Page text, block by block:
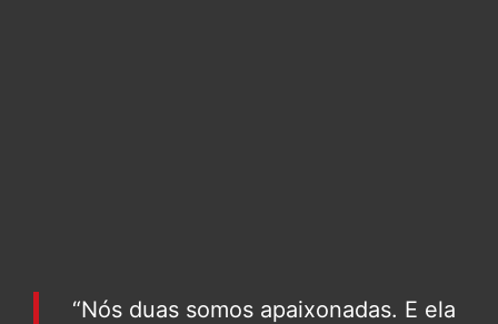
“Nós duas somos apaixonadas. E ela